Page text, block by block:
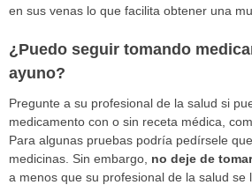
en sus venas lo que facilita obtener una
¿Puedo seguir tomando
ayuno?
Pregunte a su profesional de la salud si
medicamento con o sin receta médica,
Para algunas pruebas podría pedírsele
medicinas. Sin embargo, no deje de
a menos que su profesional de la salud se